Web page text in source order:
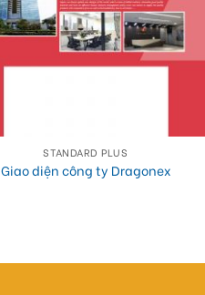
STANDARD PLUS
Giao diện công ty Dragonex